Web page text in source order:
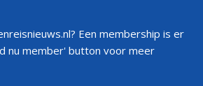
Een membership is er
nu member' button voor meer